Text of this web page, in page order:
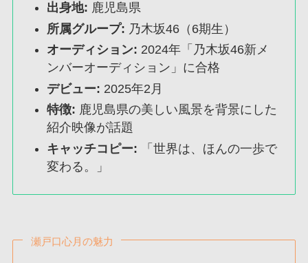
出身地: 鹿児島県
所属グループ: 乃木坂46（6期生）
オーディション: 2024年「乃木坂46新メ
ンバーオーディション」に合格
デビュー: 2025年2月
特徴: 鹿児島県の美しい風景を背景にした
紹介映像が話題
キャッチコピー: 「世界は、ほんの一歩で
変わる。」
瀬戸口心月の魅力